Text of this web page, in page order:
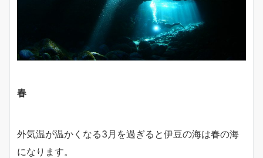
春
外気温が温かくなる3月を過ぎると伊豆の海は春の海
になります。